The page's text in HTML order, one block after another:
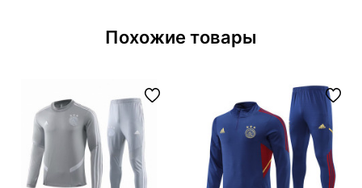
Похожие товары